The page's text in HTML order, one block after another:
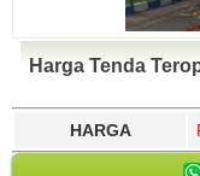
Harga Tenda
HARGA